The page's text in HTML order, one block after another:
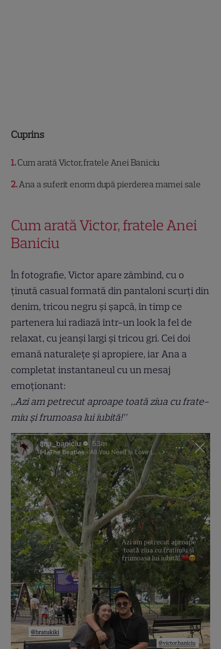
Cuprins
1 Cum arată Victor, fratele Anei Baniciu
2 Ana a suferit enorm după pierderea mamei sale
Cum arată Victor, fratele Anei
Baniciu
În fotografie, Victor apare zâmbind, cu o
ținută casual formată din pantaloni scurți din
denim, tricou negru și șapcă, în timp ce
partenera lui radiază într-un look la fel de
relaxat, cu jeanși largi și tricou gri. Cei doi
emană naturalețe și apropiere, iar Ana a
completat instantaneul cu un mesaj
emoționant:
„Azi am petrecut aproape toată ziua cu frate-
miu și frumoasa lui iubită!”